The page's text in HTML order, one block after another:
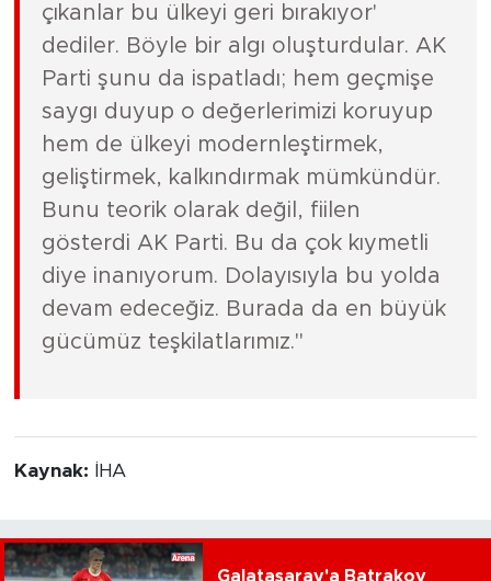
çıkanlar bu ülkeyi geri bırakıyor'
dediler. Böyle bir algı oluşturdular. AK
Parti şunu da ispatladı; hem geçmişe
saygı duyup o değerlerimizi koruyup
hem de ülkeyi modernleştirmek,
geliştirmek, kalkındırmak mümkündür.
Bunu teorik olarak değil, fiilen
gösterdi AK Parti. Bu da çok kıymetli
diye inanıyorum. Dolayısıyla bu yolda
devam edeceğiz. Burada da en büyük
gücümüz teşkilatlarımız."
Kaynak: İHA
Galatasaray'a Batrakov